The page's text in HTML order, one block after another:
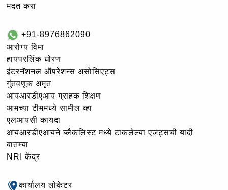
मदत करा
+91-8976862090
आरोग्य विमा
हायपरलिंक धोरण
इंटरनॅशनल ऑपरेशन्स असोसिएट्स
गुंतवणूक अमृत
आयआरडीएआय ग्राहक शिक्षण
आमच्या टीममध्ये सामील व्हा
एलआयसी कायदा
आयआरडीएआयने ब्लैकलिस्ट मध्ये टाकलेल्या एजंट्सची यादी
बातम्या
NRI केंद्र
कार्यालय लोकेटर